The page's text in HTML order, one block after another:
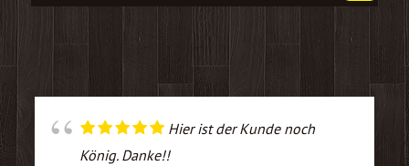
Hier ist der Kunde noch
König. Danke!!